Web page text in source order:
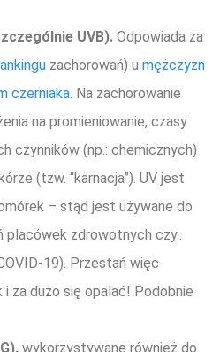
UVB). Odpowiada za
zachorowań) u mężczyzn
czerniaka. Na zachorowanie
na promieniowanie, czasy
czynników (np.: chemicznych)
(tzw. “karnacja”). UV jest
– stąd jest używane do
placówek zdrowotnych czy..
19). Przestań więc
za dużo się opalać! Podobnie
wykorzystywane również do